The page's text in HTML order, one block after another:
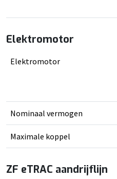
Elektromotor
Elektromotor
Nominaal vermogen
Maximale koppel
ZF eTRAC aandrijflijn